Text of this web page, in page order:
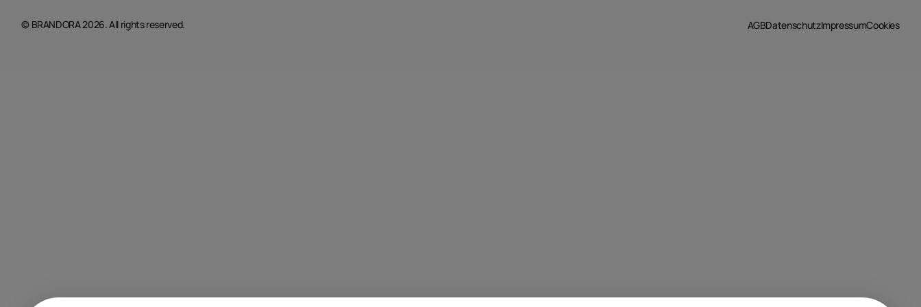
© BRANDORA 2026. All rights reserved. AGBDatenschutzImpressumCookies